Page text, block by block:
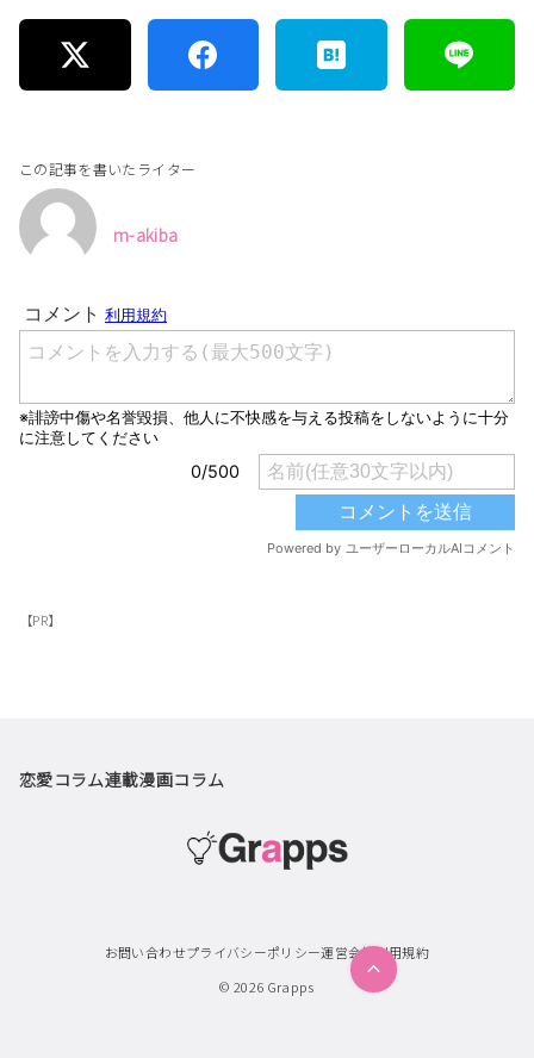
この記事を書いたライター
m-akiba
【PR】
恋愛コラム連載漫画コラム
お問い合わせプライバシーポリシー運営会社利用規約
© 2026 Grapps